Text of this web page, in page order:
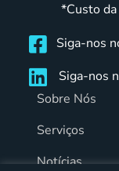
*Custo da
Siga-nos
Siga-nos
Sobre Nós
Serviços
Notícias